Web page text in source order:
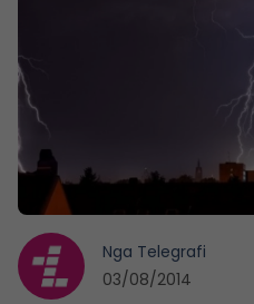
Nga Telegrafi
03/08/2014